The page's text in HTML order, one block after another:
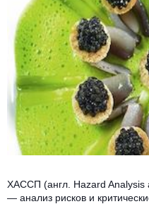
ХАССП (англ. Hazard Analysis
— анализ рисков и